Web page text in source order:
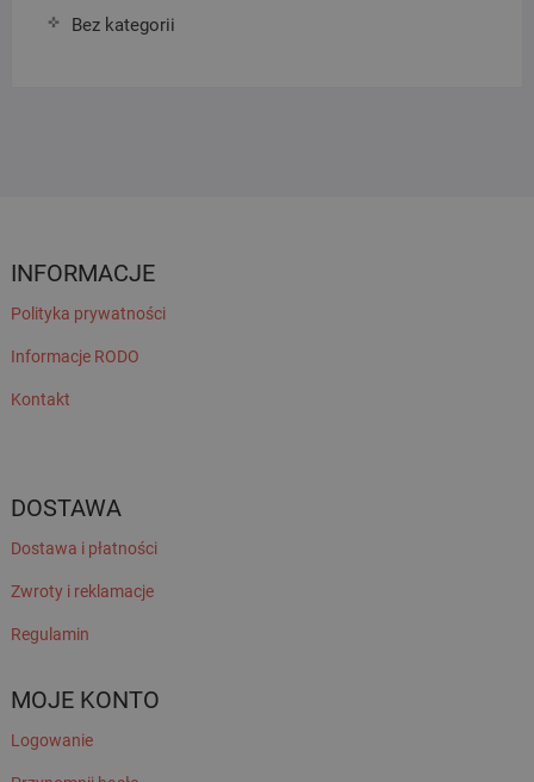
Bez kategorii
INFORMACJE
Polityka prywatności
Informacje RODO
Kontakt
DOSTAWA
Dostawa i płatności
Zwroty i reklamacje
Regulamin
MOJE KONTO
Logowanie